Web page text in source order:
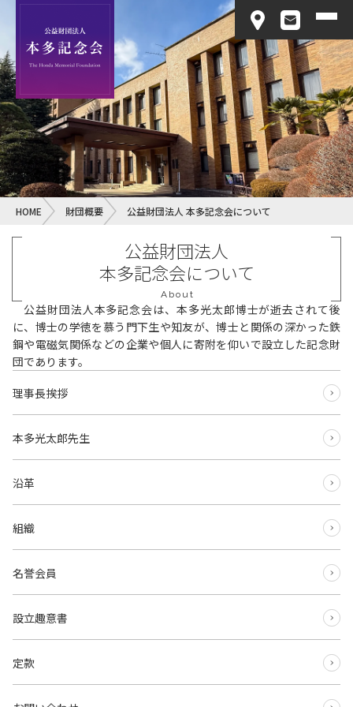
HOME 財団概要 公益財団法人 本多記念会について
公益財団法人
本多記念会について
About
公益財団法人本多記念会は、本多光太郎博士が逝去されて後
に、博士の学徳を慕う門下生や知友が、博士と関係の深かった鉄
鋼や電磁気関係などの企業や個人に寄附を仰いで設立した記念財
団であります。
理事長挨拶
本多光太郎先生
沿革
組織
名誉会員
設立趣意書
定款